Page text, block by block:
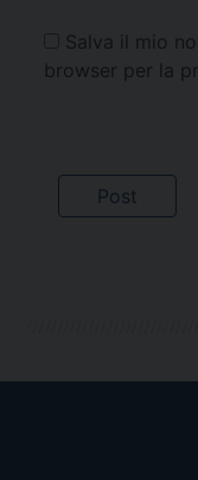
Salva il mio
browser per la